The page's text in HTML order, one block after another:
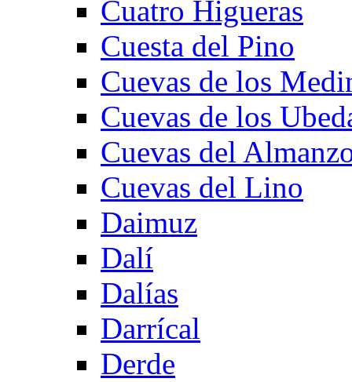
Cuatro Higueras
Cuesta del Pino
Cuevas de los
Cuevas de los
Cuevas del
Cuevas del Lino
Daimuz
Dalí
Dalías
Darrícal
Derde